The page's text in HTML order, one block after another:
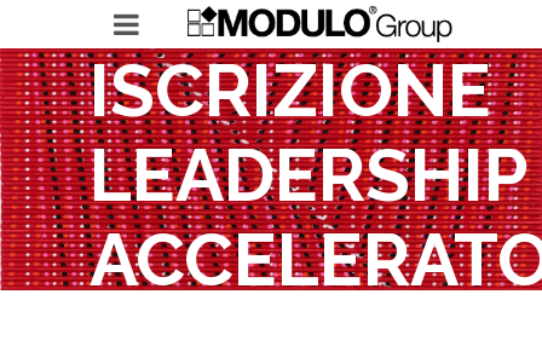
MODULO GROUP
RICERCHE IN ESSERE
LEADERSHIP ACCELERATOR
ISCRIZIONE
LEADERSHIP